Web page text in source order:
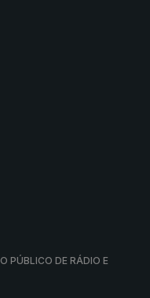
PÚBLICO DE RÁDIO E